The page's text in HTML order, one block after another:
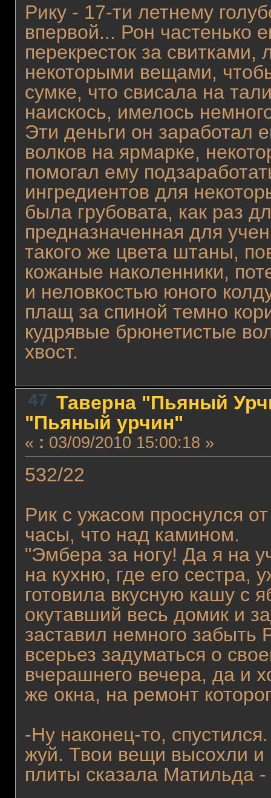
Рику - 17-ти летнему
впервой... Рон частенько
перекресток за
некоторыми вещами,
сумке, что свисала на
наискось, имелось
Эти деньги он
волков на ярмарке,
помогал ему
ингредиентов для
была грубовата, как раз
предназначенная для
такого же цвета штаны,
кожаные наколенники,
и неловкостью юного
плащ за спиной темно
кудрявые брюнетистые
хвост.
47 Таверна "Пьяный
"Пьяный урчин"
« : 03/09/2010 15:00:18 »
532/22
Рик с ужасом проснулся
часы, что над камином.
"Эмбера за ногу! Да я на
на кухню, где его сестра,
готовила вкусную кашу с
окутавший весь домик и
заставил немного
всерьез задуматься о
вчерашнего вечера, да и
же окна, на ремонт
-Ну наконец-то,
жуй. Твои вещи высохли и
плиты сказала Матильда